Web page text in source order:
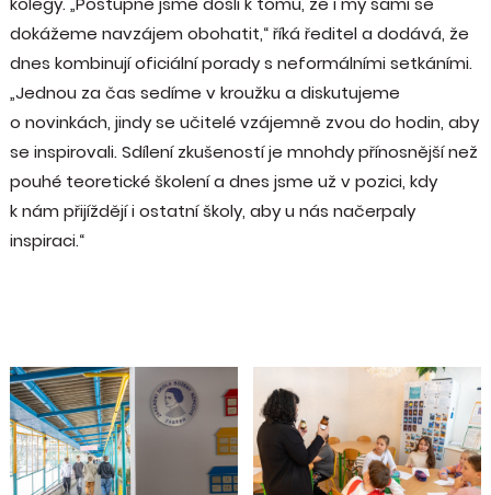
dokážeme navzájem obohatit,“ říká ředitel a dodává, že
dnes kombinují oficiální porady s neformálními setkáními.
„Jednou za čas sedíme v kroužku a diskutujeme
o novinkách, jindy se učitelé vzájemně zvou do hodin, aby
se inspirovali. Sdílení zkušeností je mnohdy přínosnější než
pouhé teoretické školení a dnes jsme už v pozici, kdy
k nám přijíždějí i ostatní školy, aby u nás načerpaly
inspiraci.“